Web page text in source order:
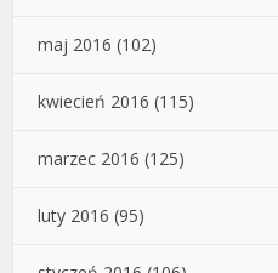
maj 2016 (102)
kwiecień 2016 (115)
marzec 2016 (125)
luty 2016 (95)